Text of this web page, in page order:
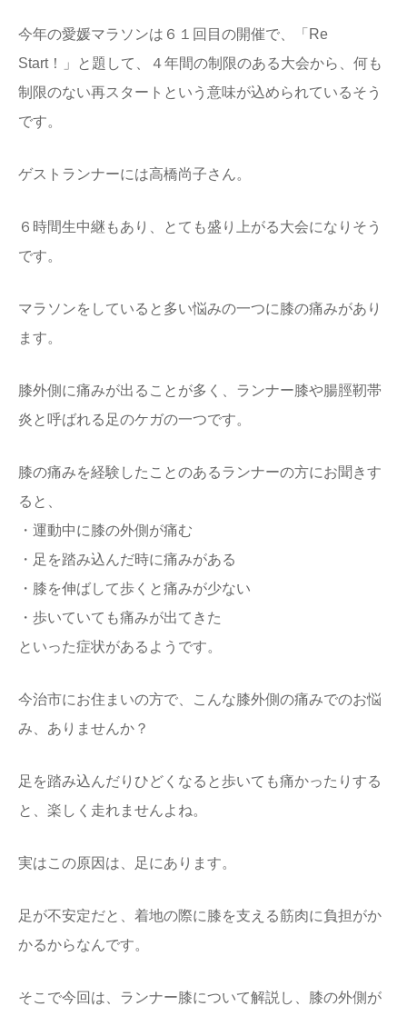
今年の愛媛マラソンは６１回目の開催で、「Re
Start！」と題して、４年間の制限のある大会から、何も
制限のない再スタートという意味が込められているそう
です。
ゲストランナーには高橋尚子さん。
６時間生中継もあり、とても盛り上がる大会になりそう
です。
マラソンをしていると多い悩みの一つに膝の痛みがあり
ます。
膝外側に痛みが出ることが多く、ランナー膝や腸脛靭帯
炎と呼ばれる足のケガの一つです。
膝の痛みを経験したことのあるランナーの方にお聞きす
ると、
・運動中に膝の外側が痛む
・足を踏み込んだ時に痛みがある
・膝を伸ばして歩くと痛みが少ない
・歩いていても痛みが出てきた
といった症状があるようです。
今治市にお住まいの方で、こんな膝外側の痛みでのお悩
み、ありませんか？
足を踏み込んだりひどくなると歩いても痛かったりする
と、楽しく走れませんよね。
実はこの原因は、足にあります。
足が不安定だと、着地の際に膝を支える筋肉に負担がか
かるからなんです。
そこで今回は、ランナー膝について解説し、膝の外側が